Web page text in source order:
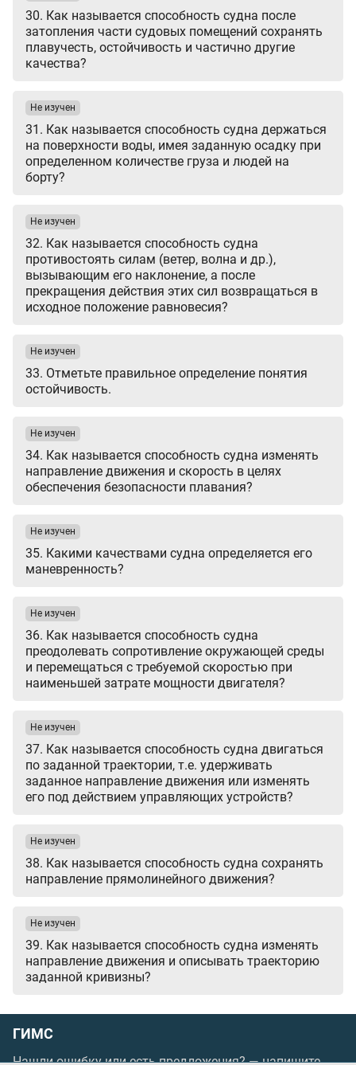
30. Как называется способность судна после
затопления части судовых помещений сохранять
плавучесть, остойчивость и частично другие
качества?
31. Как называется способность судна держаться
на поверхности воды, имея заданную осадку при
определенном количестве груза и людей на
борту?
Не изучен
32. Как называется способность судна
противостоять силам (ветер, волна и др.),
вызывающим его наклонение, а после
прекращения действия этих сил возвращаться в
исходное положение равновесия?
Не изучен
33. Отметьте правильное определение понятия
остойчивость.
Не изучен
34. Как называется способность судна изменять
направление движения и скорость в целях
обеспечения безопасности плавания?
Не изучен
35. Какими качествами судна определяется его
маневренность?
Не изучен
36. Как называется способность судна
преодолевать сопротивление окружающей среды
и перемещаться с требуемой скоростью при
наименьшей затрате мощности двигателя?
Не изучен
37. Как называется способность судна двигаться
по заданной траектории, т.е. удерживать
заданное направление движения или изменять
его под действием управляющих устройств?
Не изучен
38. Как называется способность судна сохранять
направление прямолинейного движения?
Не изучен
39. Как называется способность судна изменять
направление движения и описывать траекторию
заданной кривизны?
Не изучен
ГИМС
Нашли ошибку или есть предложения? —напишите